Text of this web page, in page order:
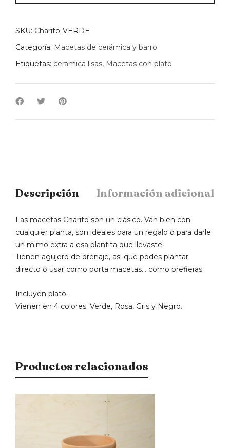
SKU: Charito-VERDE
Categoría: Macetas de cerámica y barro
Etiquetas: ceramica lisas, Macetas con plato
Descripción Información adicional
Las macetas Charito son un clásico. Van bien con
cualquier planta, son ideales para un regalo o para darle
un mimo extra a esa plantita que llevaste.
Tienen agujero de drenaje, asi que podes plantar
directo o usar como porta macetas… como prefieras.
Incluyen plato.
Vienen en 4 colores: Verde, Rosa, Gris y Negro.
Productos relacionados